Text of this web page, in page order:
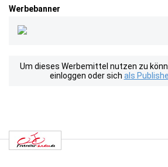
Werbebanner
Um dieses Werbemittel nutzen zu
einloggen oder sich als